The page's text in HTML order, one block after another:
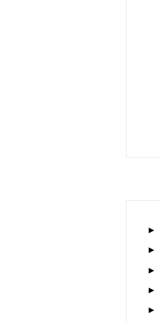
►
►
►
►
►